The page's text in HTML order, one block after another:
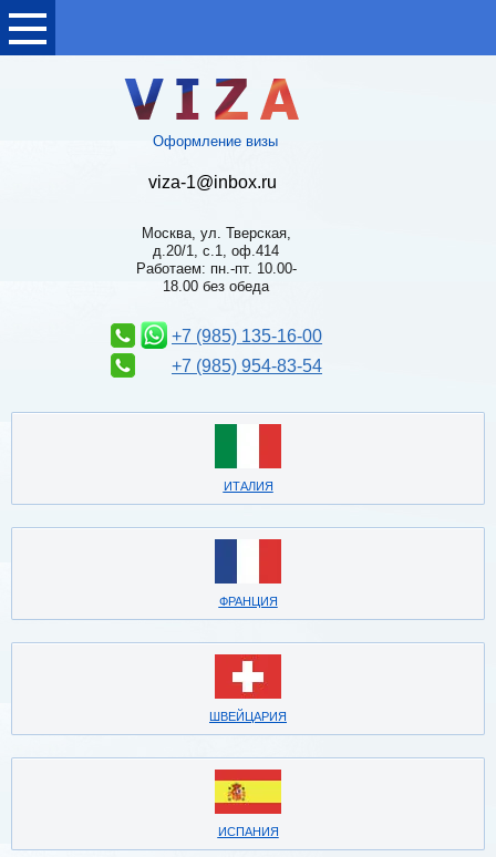
Оформление визы
viza-1@inbox.ru
Москва, ул. Тверская,
д.20/1, с.1, оф.414
Работаем: пн.-пт. 10.00-
18.00 без обеда
+7 (985) 135-16-00
+7 (985) 954-83-54
ИТАЛИЯ
ФРАНЦИЯ
ШВЕЙЦАРИЯ
ИСПАНИЯ